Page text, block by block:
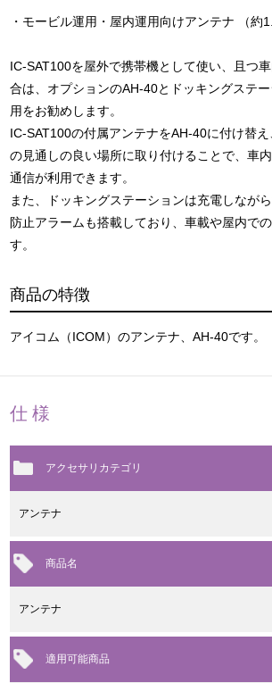
・モービル運用・屋内運用向けアンテナ （約
IC-SAT100を屋外で携帯機として使い、且つ
合は、オプションのAH-40とドッキングステ
用をお勧めします。
IC-SAT100の付属アンテナをAH-40に付け替
の見通しの良い場所に取り付けることで、車
通信が利用できます。
また、ドッキングステーションは充電しなが
防止アラームも搭載しており、車載や屋内で
す。
商品の特徴
アイコム（ICOM）のアンテナ、AH-40です。
仕様
アクセサリカテゴリ
アンテナ
商品名
アンテナ
適用可能商品